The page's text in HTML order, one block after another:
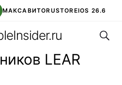
МАКСАВИТОRUSTOREIOS 26.6
ЧАТ В ROBLOX
LEAR